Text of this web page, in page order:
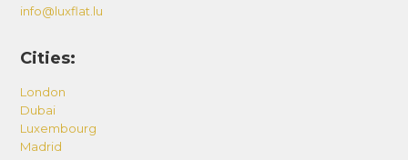
info@luxflat.lu
Cities:
London
Dubai
Luxembourg
Madrid